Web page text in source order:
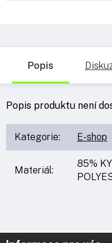
Popis
Popis produktu není
Kategorie: E-shop
Materiál:
85%
Z